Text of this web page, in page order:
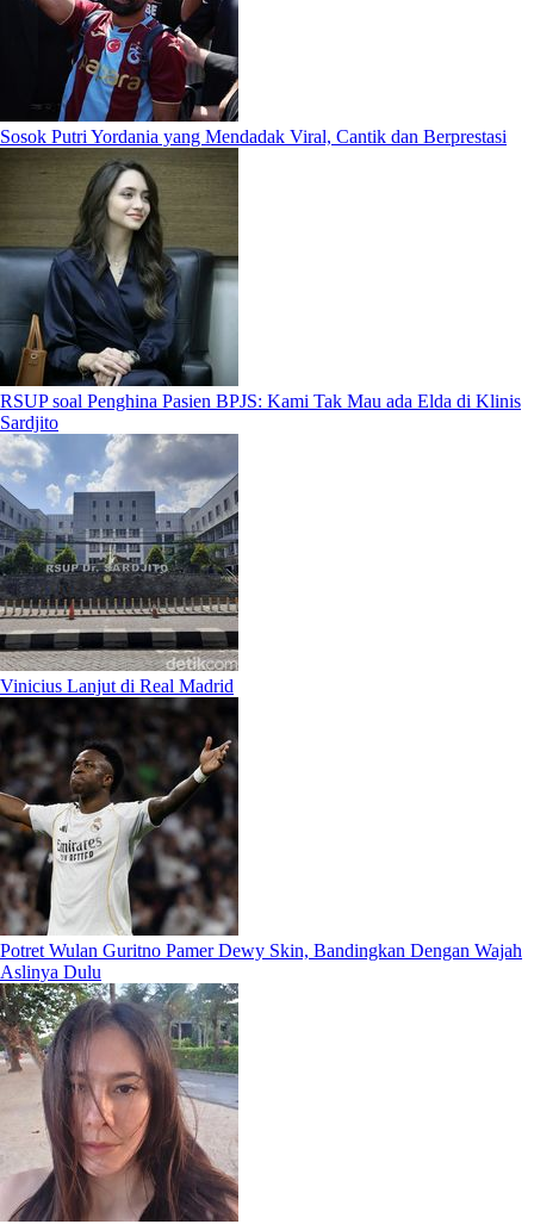
Sosok Putri Yordania yang Mendadak Viral, Cantik dan Berprestasi
RSUP soal Penghina Pasien BPJS: Kami Tak Mau ada Elda di Klinis
Sardjito
Vinicius Lanjut di Real Madrid
Potret Wulan Guritno Pamer Dewy Skin, Bandingkan Dengan Wajah
Aslinya Dulu